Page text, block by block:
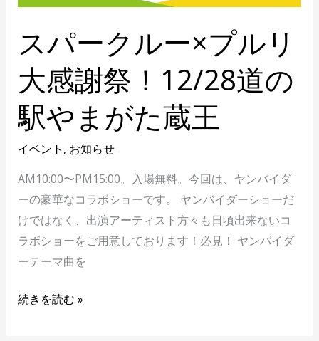
スパークルー×プルリ
大感謝祭！12/28道の
駅やまがた蔵王
イベント , お知らせ
AM10:00〜PM15:00。入場無料。今回は、ヤンバイダ
ーの豪華なコラボショーです。 ヤンバイダーショーだ
けではなく、出演アーティスト方々も日頃出来ないコ
ラボショーをご用意しております！必見！ ヤンバイダ
ーテーマ曲を
ま
た
王
続きを読む »